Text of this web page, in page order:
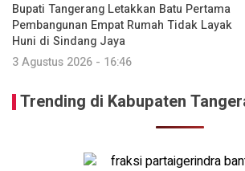
Bupati Tangerang Letakkan Batu Pertama
Pembangunan Empat Rumah Tidak Layak
Huni di Sindang Jaya
3 Agustus 2026 - 16:46
Trending di Kabupaten